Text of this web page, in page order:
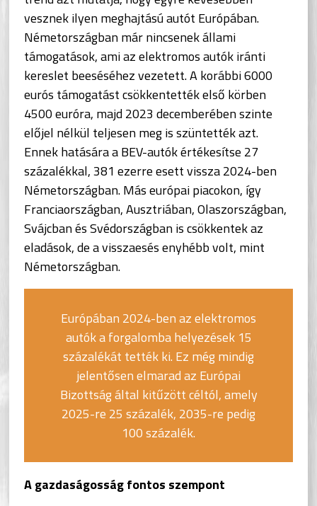
vesznek ilyen meghajtású autót Európában.
Németországban már nincsenek állami
támogatások, ami az elektromos autók iránti
kereslet beeséséhez vezetett. A korábbi 6000
eurós támogatást csökkentették első körben
4500 euróra, majd 2023 decemberében szinte
előjel nélkül teljesen meg is szüntették azt.
Ennek hatására a BEV-autók értékesítse 27
százalékkal, 381 ezerre esett vissza 2024-ben
Németországban. Más európai piacokon, így
Franciaországban, Ausztriában, Olaszországban,
Svájcban és Svédországban is csökkentek az
eladások, de a visszaesés enyhébb volt, mint
Németországban.
Európában 2024-ben az elektromos
autók a forgalomba helyezések 15
százalékát tették ki. Ez még mindig
jelentősen elmarad az Európai
Bizottság által kitűzött céltól, amely
2025-re 25 százalék, 2035-re pedig
100 százalék.
A gazdaságosság fontos szempont